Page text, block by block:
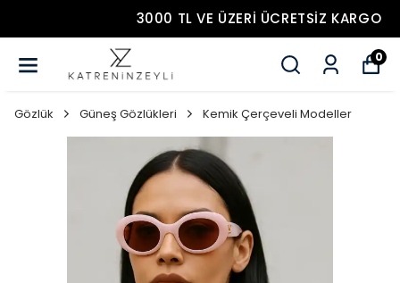
3000 TL VE ÜZERİ ÜCRETSİZ KARGO
0
Gözlük Güneş Gözlükleri Kemik Çerçeveli Modeller